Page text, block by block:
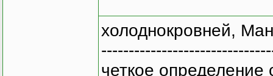
холоднокровней,
четкое